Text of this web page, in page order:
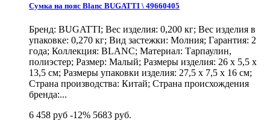
Сумка на пояс Blanc BUGATTI \ 49660405
Бренд: BUGATTI; Вес изделия: 0,200 кг; Вес изделия в
упаковке: 0,270 кг; Вид застежки: Молния; Гарантия: 2
года; Коллекция: BLANC; Материал: Тарпаулин,
полиэстер; Размер: Малый; Размеры изделия: 26 х 5,5 х
13,5 см; Размеры упаковки изделия: 27,5 х 7,5 х 16 см;
Страна производства: Китай; Страна происхождения
бренда:...
6 458 руб -12% 5683 руб.